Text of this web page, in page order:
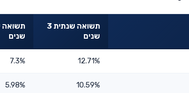
תשואה שנתית 3
שנים
שנים
12.71%
7.3%
10.59%
5.98%